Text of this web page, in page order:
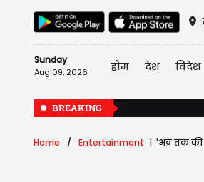
Sunday
Aug 09, 2026 होम देश विदेश
BREAKING
Home Entertainment 'अब तक की